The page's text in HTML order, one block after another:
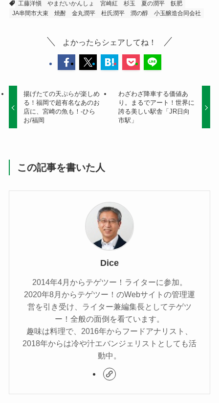
工藤洋愼 やまだいかんしょ 宮崎紅 杉玉 夏の潤平
飫肥
JA串間市大束
焼酎 金丸潤平 杜氏潤平 潤の醇 小玉醸造合同会社
よかったらシェアしてね！
揚げたての天ぷらが楽しめ
る！福岡で超有名なあのお
店に、宮崎の魚も！-ひら
お/福岡
わざわざ降車する価値あ
り。まるでアート！世界に
誇る美しい駅舎「JR日向
市駅」
この記事を書いた人
Dice
2014年4月からテゲツー！ライターに参加。
2020年8月からテゲツー！のWebサイトの管理運
営を引き受け、ライター兼編集長としてテゲツ
ー！全般の面倒を看ています。
趣味は料理で、2016年からフードアナリスト、
2018年からは冷や汁エバンジェリストとしても活
動中。